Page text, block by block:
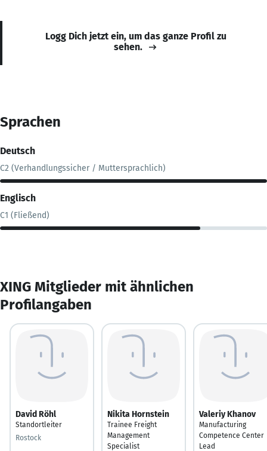
Logg Dich jetzt ein, um das ganze Profil zu
sehen.
Sprachen
Deutsch
C2 (Verhandlungssicher / Muttersprachlich)
Englisch
C1 (Fließend)
XING Mitglieder mit ähnlichen
Profilangaben
David Röhl
Standortleiter
Rostock
Nikita Hornstein
Trainee Freight
Management
Specialist
Valeriy Khanov
Manufacturing
Competence Center
Lead